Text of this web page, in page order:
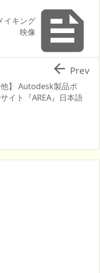

イキング
映像
他】 Autodesk製品ポ
イト『AREA』日本語
 Prev